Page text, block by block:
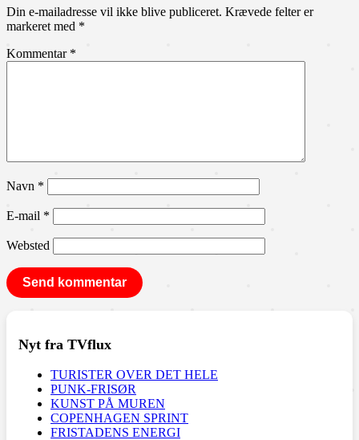
Din e-mailadresse vil ikke blive publiceret. Krævede felter er
markeret med *
Kommentar *
Navn *
E-mail *
Websted
Nyt fra TVflux
TURISTER OVER DET HELE
PUNK-FRISØR
KUNST PÅ MUREN
COPENHAGEN SPRINT
FRISTADENS ENERGI